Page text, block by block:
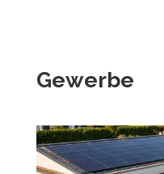
Gewerbe